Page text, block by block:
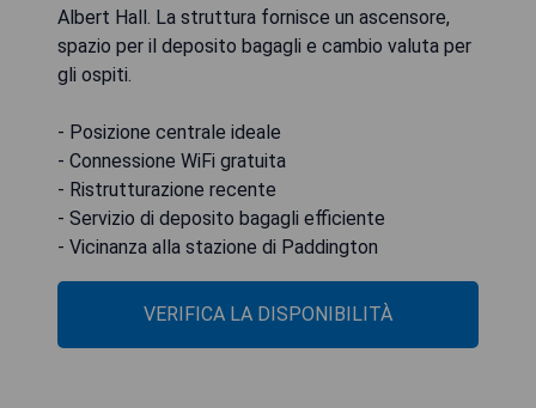
Albert Hall. La struttura fornisce un ascensore,
spazio per il deposito bagagli e cambio valuta per
gli ospiti.
- Posizione centrale ideale
- Connessione WiFi gratuita
- Ristrutturazione recente
- Servizio di deposito bagagli efficiente
- Vicinanza alla stazione di Paddington
VERIFICA LA DISPONIBILITÀ